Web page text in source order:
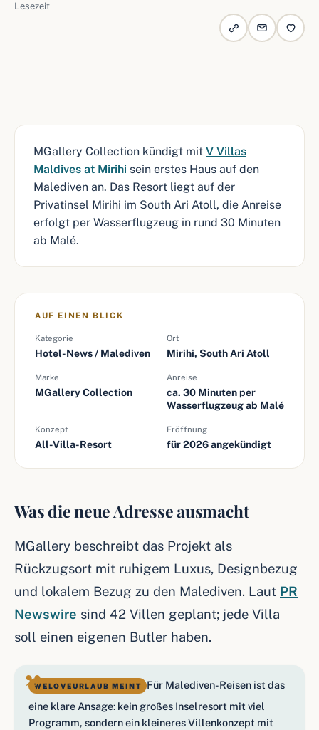
Lesezeit
MGallery Collection kündigt mit V Villas
Maldives at Mirihi sein erstes Haus auf den
Malediven an. Das Resort liegt auf der
Privatinsel Mirihi im South Ari Atoll, die Anreise
erfolgt per Wasserflugzeug in rund 30 Minuten
ab Malé.
AUF EINEN BLICK
Kategorie
Hotel-News / Malediven
Ort
Mirihi, South Ari Atoll
Marke
MGallery Collection
Anreise
ca. 30 Minuten per
Wasserflugzeug ab Malé
Konzept
All-Villa-Resort
Eröffnung
für 2026 angekündigt
Was die neue Adresse ausmacht
MGallery beschreibt das Projekt als
Rückzugsort mit ruhigem Luxus, Designbezug
und lokalem Bezug zu den Malediven. Laut PR
Newswire sind 42 Villen geplant; jede Villa
soll einen eigenen Butler haben.
Für Malediven-Reisen ist das
eine klare Ansage: kein großes Inselresort mit viel
Programm, sondern ein kleineres Villenkonzept mit